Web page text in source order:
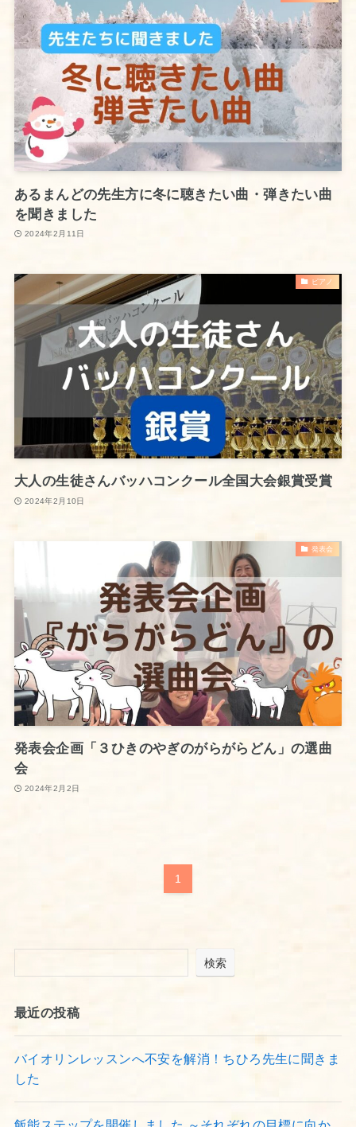
あるまんどの先生方に冬に聴きたい曲・弾きたい曲
を聞きました
2024年2月11日
ピアノ
大人の生徒さんバッハコンクール全国大会銀賞受賞
2024年2月10日
発表会
発表会企画「３ひきのやぎのがらがらどん」の選曲
会
2024年2月2日
1
検索
最近の投稿
バイオリンレッスンへ不安を解消！ちひろ先生に聞きま
した